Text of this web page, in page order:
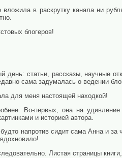
в раскрутку канала ни
блогеров!
день: статьи, рассказы, научные
сама задумалась о ведении
для меня настоящей находкой!
Во-первых, она на
и историей автора.
напротив сидит сама Анна и
Листая страницы